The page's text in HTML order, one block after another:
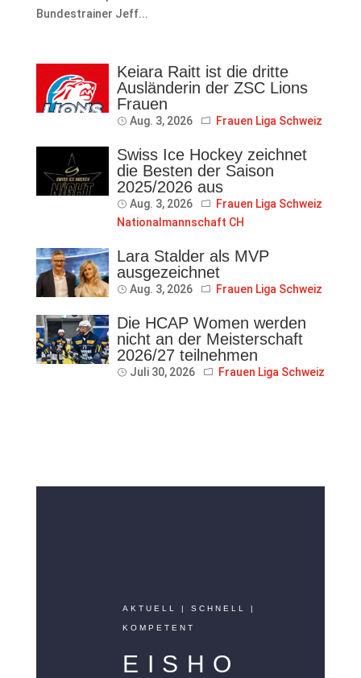
Bundestrainer Jeff...
Keiara Raitt ist die dritte
Ausländerin der ZSC Lions
Frauen
Aug. 3, 2026 Frauen Liga Schweiz
Swiss Ice Hockey zeichnet
die Besten der Saison
2025/2026 aus
Aug. 3, 2026
Frauen Liga Schweiz
Nationalmannschaft CH
Lara Stalder als MVP
ausgezeichnet
Aug. 3, 2026 Frauen Liga Schweiz
Die HCAP Women werden
nicht an der Meisterschaft
2026/27 teilnehmen
Juli 30, 2026 Frauen Liga Schweiz
AKTUELL | SCHNELL |
KOMPETENT
EISHO